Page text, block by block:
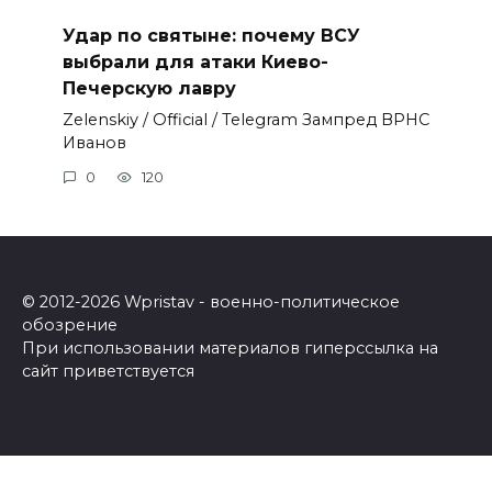
Удар по святыне: почему ВСУ
выбрали для атаки Киево-
Печерскую лавру
Zеlеnskiу / Оfficiаl / Telegram Зампред ВРНС
Иванов
0 120
© 2012-2026 Wpristav - военно-политическое
обозрение
При использовании материалов гиперссылка на
сайт приветствуется